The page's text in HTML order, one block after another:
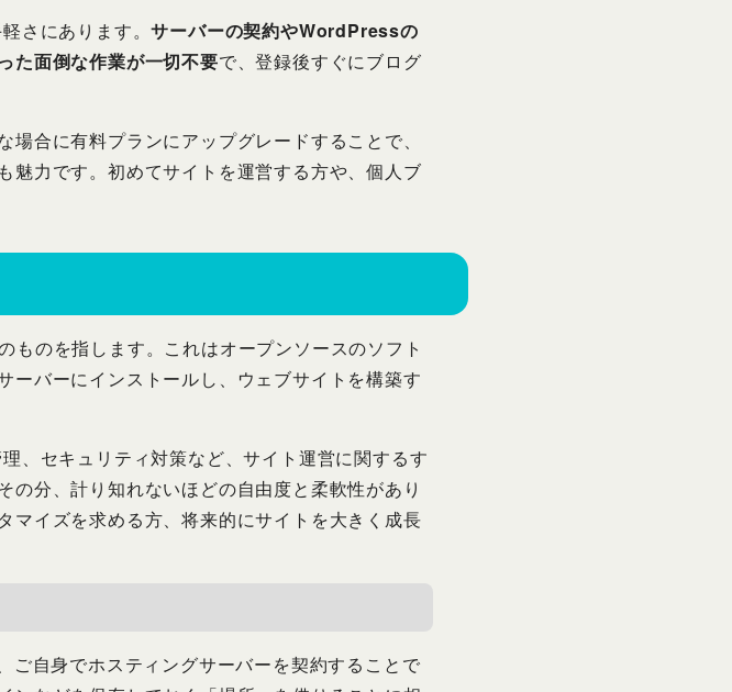
さにあります。サーバーの契約やWordPressの
た面倒な作業が一切不要で、登録後すぐにブログ
合に有料プランにアップグレードすることで、
魅力です。初めてサイトを運営する方や、個人ブ
のを指します。これはオープンソースのソフト
ーバーにインストールし、ウェブサイトを構築す
、セキュリティ対策など、サイト運営に関するす
分、計り知れないほどの自由度と柔軟性があり
マイズを求める方、将来的にサイトを大きく成長
自身でホスティングサーバーを契約することで